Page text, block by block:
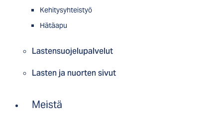
Kehitysyhteistyö
Hätäapu
Lastensuojelupalvelut
Lasten ja nuorten sivut
Meistä